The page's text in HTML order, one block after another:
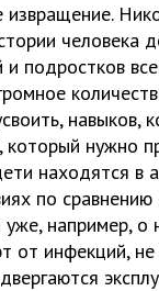
человека
подростков
навыков,
который нужно
находятся в
по
уже, например,
от инфекций,